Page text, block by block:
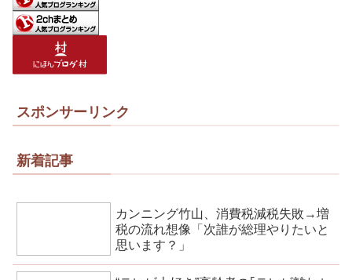
スポンサーリンク
新着記事
カンニング竹山、消費税減税失敗→増
税の流れ想像「次誰が総理やりたいと
思います？」